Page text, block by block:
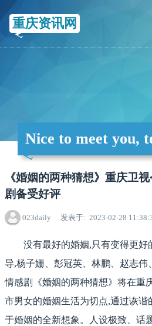
重庆资讯网
Nice to meet you,
《婚姻的两种猜想》重庆卫
剧备受好评
023daily 发表于 2023-02-28
没有最好的婚姻,只有变得更好
导,杨子姗、彭冠英、林鹏、赵志伟
情感剧《婚姻的两种猜想》将在重
市男女的婚姻生活为切点,通过诙谐
于婚姻的全新想象。人设极致、话